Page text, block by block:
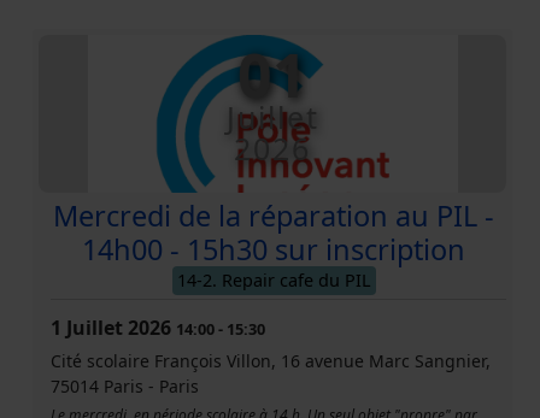
01
Juillet
2026
Mercredi de la réparation au PIL -
14h00 - 15h30 sur inscription
14-2. Repair cafe du PIL
1 Juillet 2026 14:00- 15:30
Cité scolaire François Villon, 16 avenue Marc Sangnier,
75014 Paris - Paris